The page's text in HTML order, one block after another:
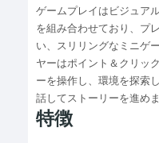
ゲームプレイはビジュア
を組み合わせており、プ
い、スリリングなミニゲ
ヤーはポイント＆クリッ
ーを操作し、環境を探索
話してストーリーを進めま
特徴